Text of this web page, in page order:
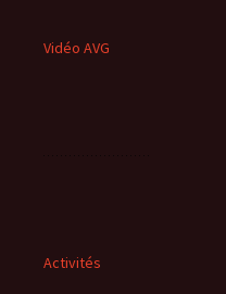
Vidéo AVG
Activités